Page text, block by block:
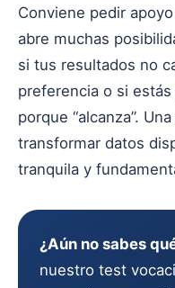
Conviene pedir
abre muchas
si tus resultados no
preferencia o si
porque “alcanza”.
transformar datos
tranquila y
¿Aún no sabes
nuestro test